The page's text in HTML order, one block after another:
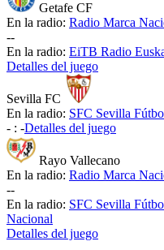
Getafe CF
En la radio: Radio Marca
--
En la radio: EiTB Radio
Detalles del juego
Sevilla FC
En la radio: SFC Sevilla
- : -Detalles del juego
Rayo Vallecano
En la radio: Radio Marca
--
En la radio: SFC Sevilla
Nacional
Detalles del juego